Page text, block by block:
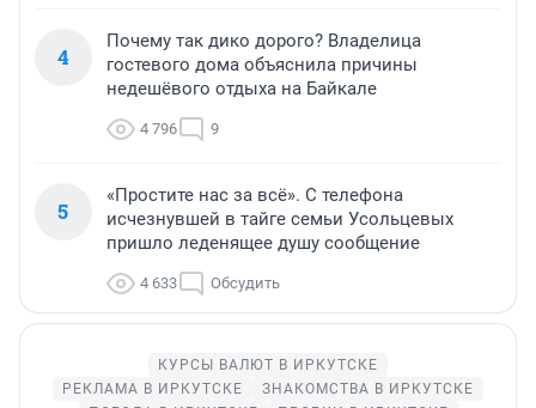
4
Почему так дико дорого? Владелица
гостевого дома объяснила причины
недешёвого отдыха на Байкале
4 796 9
5
«Простите нас за всё». С телефона
исчезнувшей в тайге семьи Усольцевых
пришло леденящее душу сообщение
4 633 Обсудить
КУРСЫ ВАЛЮТ В ИРКУТСКЕ
РЕКЛАМА В ИРКУТСКЕ
ЗНАКОМСТВА В ИРКУТСКЕ